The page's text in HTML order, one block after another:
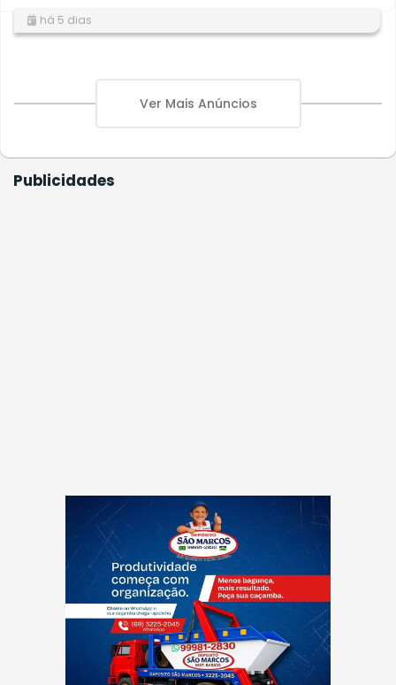
há 5 dias
Ver Mais Anúncios
Publicidades